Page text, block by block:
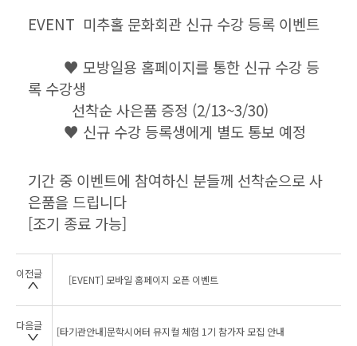
EVENT 미추홀 문화회관 신규 수강 등록 이벤트
♥ 모방일용 홈페이지를 통한 신규 수강 등
록 수강생
선착순 사은품 증정 (2/13~3/30)
♥ 신규 수강 등록생에게 별도 통보 예정
기간 중 이벤트에 참여하신 분들께 선착순으로 사
은품을 드립니다
[조기 종료 가능]
이전글 [EVENT] 모바일 홈페이지 오픈 이벤트
다음글 [타기관안내]문학시어터 뮤지컬 체험 1기 참가자 모집 안내